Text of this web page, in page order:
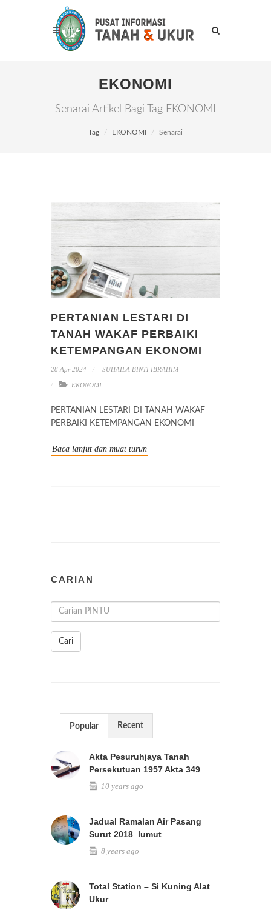
EKONOMI
Senarai Artikel Bagi Tag EKONOMI
Tag EKONOMI Senarai
PERTANIAN LESTARI DI
TANAH WAKAF PERBAIKI
KETEMPANGAN EKONOMI
28 Apr 2024 SUHAILA BINTI IBRAHIM
EKONOMI
PERTANIAN LESTARI DI TANAH WAKAF
PERBAIKI KETEMPANGAN EKONOMI
Baca lanjut dan muat turun
CARIAN
Cari
Popular Recent
Akta Pesuruhjaya Tanah
Persekutuan 1957 Akta 349
10 years ago
Jadual Ramalan Air Pasang
Surut 2018_lumut
8 years ago
Total Station – Si Kuning Alat
Ukur